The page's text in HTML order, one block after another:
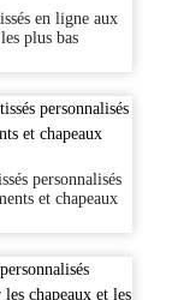
en ligne aux
plus bas
personnalisés
et chapeaux